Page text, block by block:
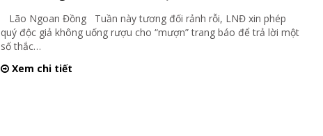
Lão Ngoan Đồng Tuần này tương đối rảnh rỗi, LNĐ xin phép
quý độc giả không uống rượu cho “mượn” trang báo để trả lời một
số thắc…
Xem chi tiết